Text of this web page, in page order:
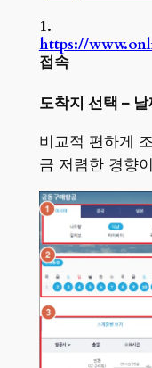
1.
https://
접속
도착지 선택 –
비교적 편하게
금 저렴한 경향